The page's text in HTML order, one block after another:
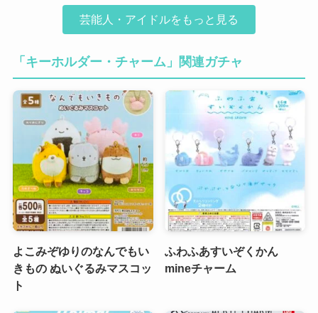
芸能人・アイドルをもっと見る
「キーホルダー・チャーム」関連ガチャ
よこみぞゆりのなんでもい
きもの ぬいぐるみマスコッ
ト
ふわふあすいぞくかん
mineチャーム